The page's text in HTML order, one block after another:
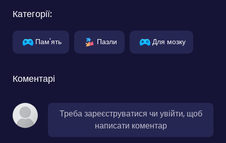
Категорії:
Пам'ять Пазли Для мозку
Коментарі
Треба зареєструватися чи увійти, щоб
написати коментар